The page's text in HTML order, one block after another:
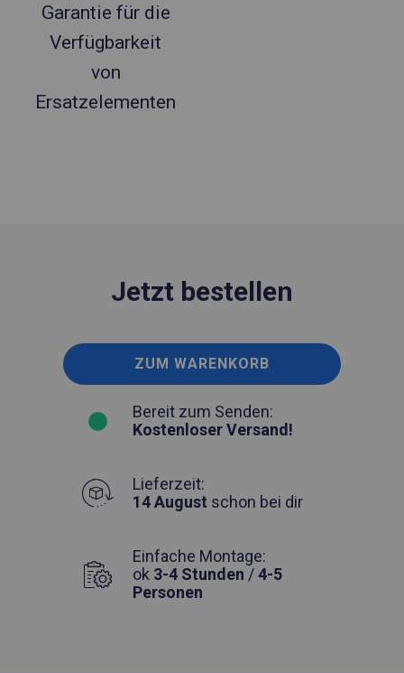
Garantie für die
Verfügbarkeit
von
Ersatzelementen
Jetzt bestellen
ZUM WARENKORB
Bereit zum Senden:
Kostenloser Versand!
Lieferzeit:
14 August schon bei dir
Einfache Montage:
ok 3-4 Stunden /4-5
Personen